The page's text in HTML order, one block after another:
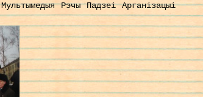
Мультымедыя Рэчы Падзеі Арганізацыі